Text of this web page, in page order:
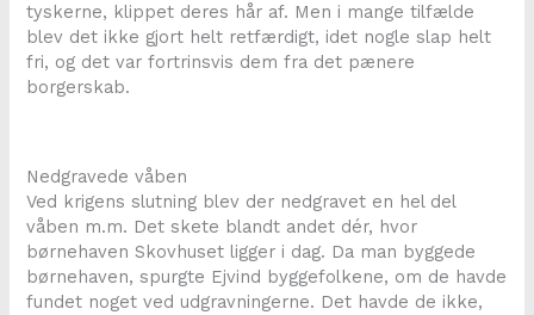
tyskerne, klippet deres hår af. Men i mange tilfælde
blev det ikke gjort helt retfærdigt, idet nogle slap helt
fri, og det var fortrinsvis dem fra det pænere
borgerskab.
Nedgravede våben
Ved krigens slutning blev der nedgravet en hel del
våben m.m. Det skete blandt andet dér, hvor
børnehaven Skovhuset ligger i dag. Da man byggede
børnehaven, spurgte Ejvind byggefolkene, om de havde
fundet noget ved udgravningerne. Det havde de ikke,